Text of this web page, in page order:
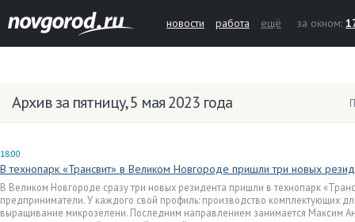
новости работа ещё за окном:
Архив за пятницу, 5 мая 2023 года
18:00
В технопарк «Трансвит» в Великом Новгороде пришли три новых
В Великом Новгороде сразу три новых резидента пришли в технопарк
предприниматели. У каждого свой профиль: производство комплектующих
выращивание микрозелени. Последним направлением занимается Максим